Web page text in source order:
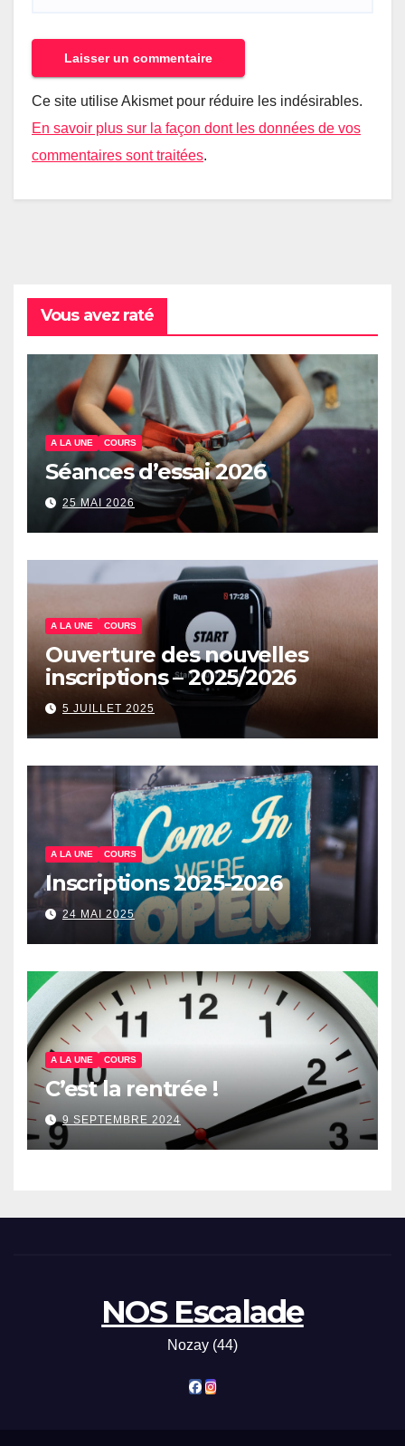
Ce site utilise Akismet pour réduire les indésirables.
En savoir plus sur la façon dont les données de vos
commentaires sont traitées.
Vous avez raté
A LA UNE COURS
Séances d’essai 2026
25 MAI 2026
A LA UNE COURS
Ouverture des nouvelles
inscriptions – 2025/2026
5 JUILLET 2025
A LA UNE COURS
Inscriptions 2025-2026
24 MAI 2025
A LA UNE COURS
C’est la rentrée !
9 SEPTEMBRE 2024
NOS Escalade
Nozay (44)